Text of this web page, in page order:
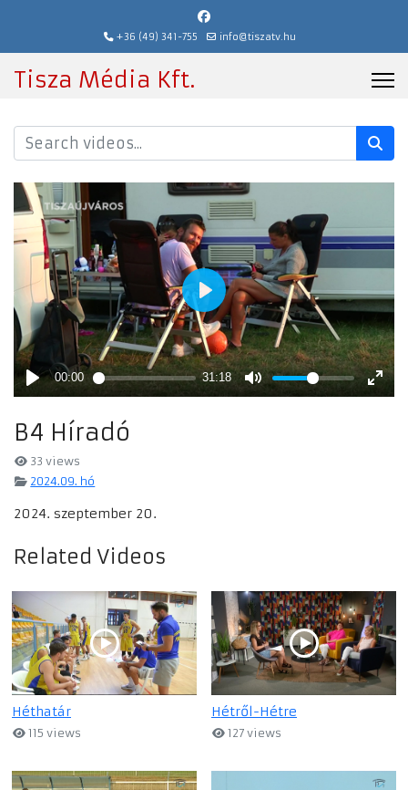
+36 (49) 341-755 info@tiszatv.hu
Tisza Média Kft.
B4 Híradó
33 views
2024.09. hó
2024. szeptember 20.
Related Videos
Héthatár
115 views
Hétről-Hétre
127 views